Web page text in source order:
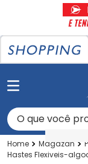
O que você
Magazan
Hastes Flexiveis-